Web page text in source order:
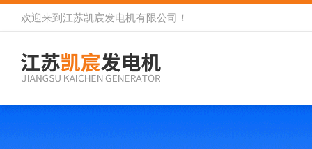
欢迎来到 江苏凯宸发电机有限公司 ！